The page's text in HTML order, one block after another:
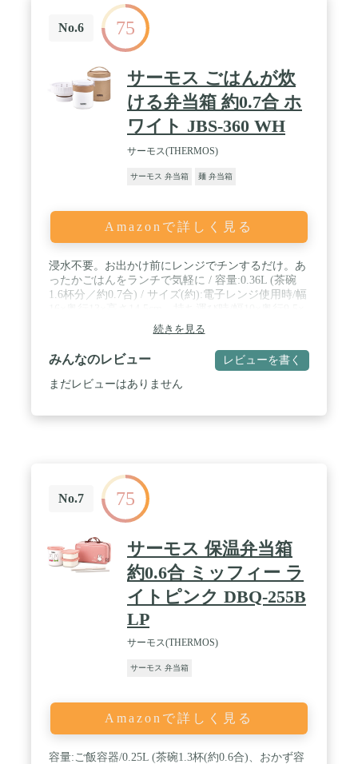
No.6 75
サーモス ごはんが炊
ける弁当箱 約0.7合 ホ
ワイト JBS-360 WH
サーモス(THERMOS)
サーモス 弁当箱 麺 弁当箱
Amazonで詳しく見る
浸水不要。お出かけ前にレンジでチンするだけ。あ
ったかごはんをランチで気軽に / 容量:0.36L (茶碗
1.6杯分／約0.7合) / サイズ(約):電子レンジ使用時/幅
高さ12cm / 保温効力(6時間):保温ケースのみの場
合/54度以上、保温ケースを専用ポーチに入れた場
合/57度以上 / 生産国:中国
続きを見る
みんなのレビュー レビューを書く
まだレビューはありません
No.7 75
サーモス 保温弁当箱
約0.6合 ミッフィー ラ
イトピンク DBQ-255B
LP
サーモス(THERMOS)
サーモス 弁当箱
Amazonで詳しく見る
容量:ご飯容器/0.25L (茶碗1.3杯(約0.6合)、おかず容